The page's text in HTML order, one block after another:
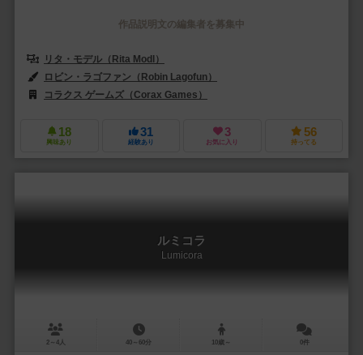
作品説明文の編集者を募集中
リタ・モデル（Rita Modl）
ロビン・ラゴファン（Robin Lagofun）
コラクス ゲームズ（Corax Games）
18
興味あり
31
経験あり
3
お気に入り
56
持ってる
ルミコラ
Lumicora
2～4人 40～60分 10歳～ 0件